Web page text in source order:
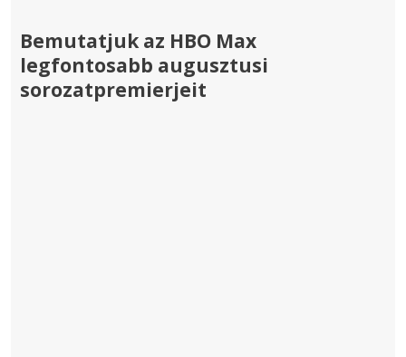
Bemutatjuk az HBO Max
legfontosabb augusztusi
sorozatpremierjeit